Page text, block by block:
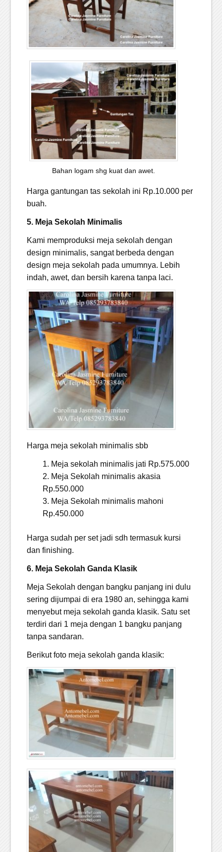
Bahan logam shg kuat dan awet.
Harga gantungan tas sekolah ini Rp.10.000 per
buah.
5. Meja Sekolah Minimalis
Kami memproduksi meja sekolah dengan
design minimalis, sangat berbeda dengan
design meja sekolah pada umumnya. Lebih
indah, awet, dan bersih karena tanpa laci.
Harga meja sekolah minimalis sbb
Meja sekolah minimalis jati Rp.575.000
Meja Sekolah minimalis akasia
Rp.550.000
Meja Sekolah minimalis mahoni
Rp.450.000
Harga sudah per set jadi sdh termasuk kursi
dan finishing.
6. Meja Sekolah Ganda Klasik
Meja Sekolah dengan bangku panjang ini dulu
sering dijumpai di era 1980 an, sehingga kami
menyebut meja sekolah ganda klasik. Satu set
terdiri dari 1 meja dengan 1 bangku panjang
tanpa sandaran.
Berikut foto meja sekolah ganda klasik: